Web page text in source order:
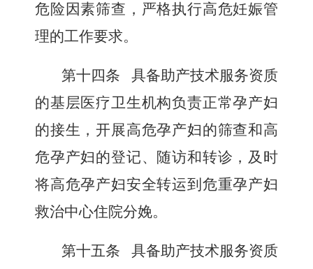
危险因素筛查，严格执行高危妊娠管
理的工作要求。
第十四条
具备助产技术服务资质
的基层医疗卫生机构负责正常孕产妇
的接生，开展高危孕产妇的筛查和高
危孕产妇的登记、随访和转诊，及时
将高危孕产妇安全转运到危重孕产妇
救治中心住院分娩。
第十五条
具备助产技术服务资质